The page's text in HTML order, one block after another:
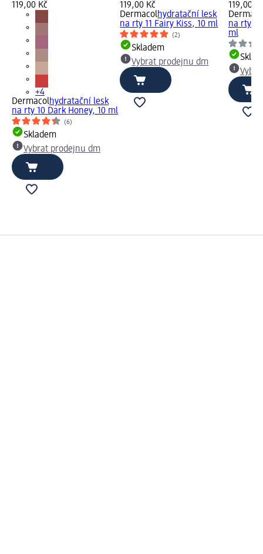
119,00 Kč
+4
Dermacolhydratační lesk
na rty 10 Dark Honey, 10 ml
(6)
Skladem
Vybrat prodejnu dm
119,00 Kč
Dermacolhydratační lesk
na rty 11 Fairy Kiss, 10 ml
(2)
Skladem
Vybrat prodejnu dm
119,00
na rty
ml